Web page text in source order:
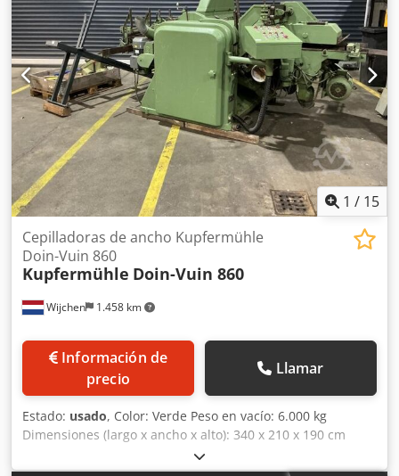
horizontal inferior: 7,5 kW eje horizontal superior: 11 kW
eje vertical derecho: 7,5 kW eje vertical izquierdo: 11 kW
1 / 15
Wijchen 1.458 km
Cepilladoras de ancho Kupfermühle
Doin-Vuin 860
Kupfermühle Doin-Vuin 860
Información de
precio
Llamar
Estado: usado, Color: Verde Peso en vacío: 6.000 kg
Dimensiones (largo x ancho x alto): 340 x 210 x 190 cm
Precio: Consultar - Documentación disponible: No -
Certificado CE: No - Ancho máximo de trabajo: 860 - Altura